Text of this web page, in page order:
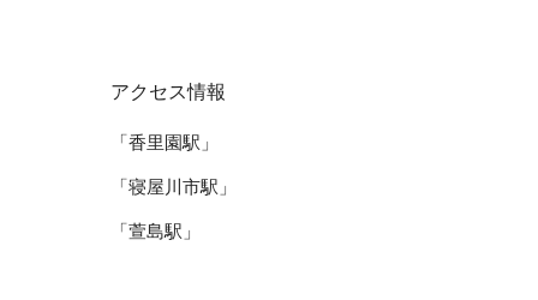
アクセス情報
「香里園駅」
「寝屋川市駅」
「萱島駅」